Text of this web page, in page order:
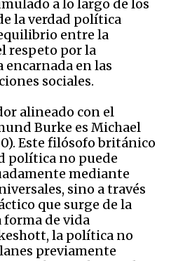
a lo largo de los
la verdad política
entre la
respeto por la
en las
sociales.
alineado con el
Burke es Michael
Este filósofo británico
política no puede
mediante
sino a través
que surge de la
de vida
la política no
previamente